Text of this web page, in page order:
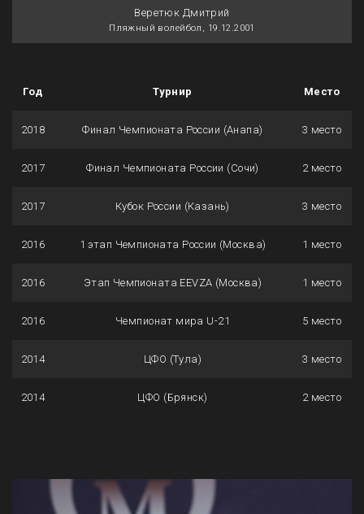
Веретюк Дмитрий
Пляжный волейбол, 19.12.2001
Год Турнир Место
2018 Финал Чемпионата России (Анапа) 3 место
2017 Финал Чемпионата России (Сочи) 2 место
2017 Кубок России (Казань) 3 место
2016 1 этап Чемпионата России (Москва) 1 место
2016 Этап Чемпионата EEVZA (Москва) 1 место
2016 Чемпионат мира U-21 5 место
2014 ЦФО (Тула) 3 место
2014 ЦФО (Брянск) 2 место